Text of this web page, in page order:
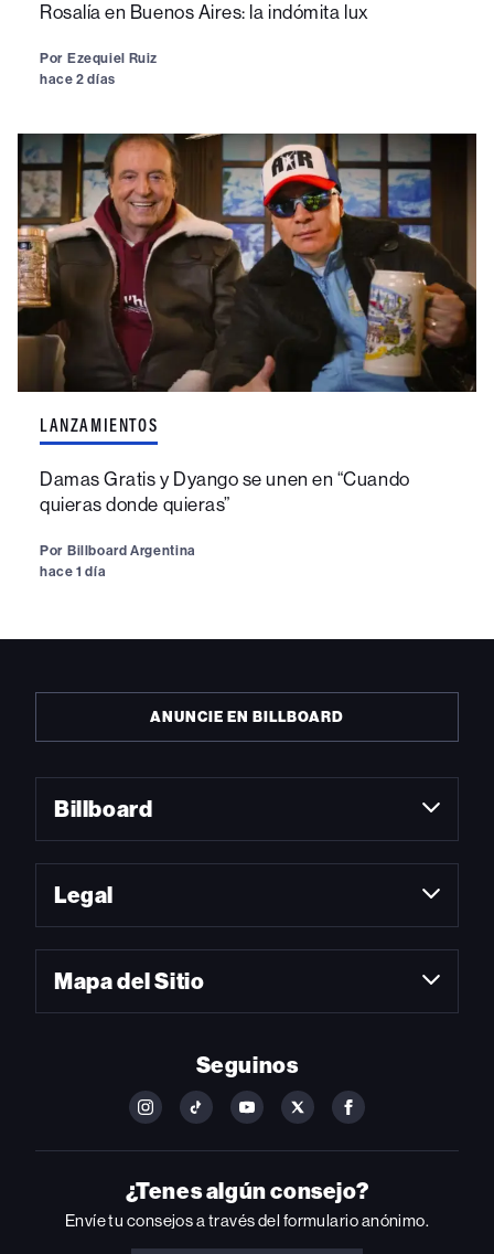
Rosalía en Buenos Aires: la indómita lux
Por Ezequiel Ruiz
hace 2 días
LANZAMIENTOS
Damas Gratis y Dyango se unen en “Cuando
quieras donde quieras”
Por Billboard Argentina
hace 1 día
ANUNCIE EN BILLBOARD
Billboard
Legal
Mapa del Sitio
Seguinos
FOLLOW
ON
INSTAGRAM
FOLLOW
ON
YOUTUBE
FOLLOW
ON
YOUTUBE
FOLLOW
ON
FOLLOW
ON
FACEBOOK
¿Tenes algún consejo?
Envíe tu consejos a través del formulario anónimo.